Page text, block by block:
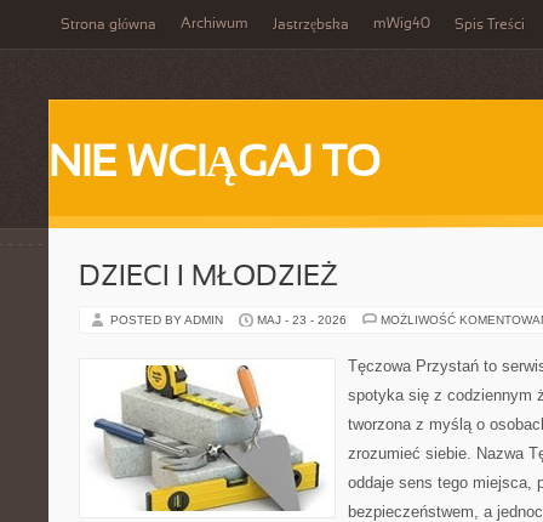
Strona główna Archiwum Jastrzębska mWig40 Spis Treści
NIE WCIĄGAJ TO
DZIECI I MŁODZIEŻ
POSTED BY ADMIN MAJ - 23 - 2026 MOŻLIWOŚĆ
Tęczowa Przystań to
spotyka się z codziennym
tworzona z myślą o
zrozumieć siebie. Nazwa
oddaje sens tego miejsca,
bezpieczeństwem, a